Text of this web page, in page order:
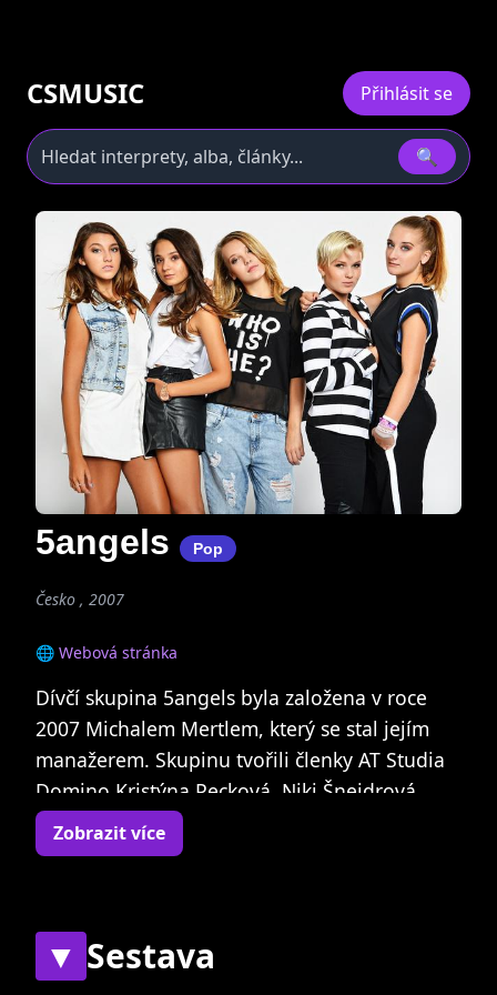
CSMUSIC Přihlásit se
🔍
5angels Pop
Česko , 2007
🌐 Webová stránka
Dívčí skupina 5angels byla založena v roce
2007 Michalem Mertlem, který se stal jejím
manažerem. Skupinu tvořili členky AT Studia
Domino Kristýna Pecková, Niki Šneidrová,
Týna Šlingrová, Nikola Mertlová a Tereza
Procházková. Terezka se na jaře 2008
Novou členkou skupiny se v červnu 2008 stala
Zobrazit více
▼ Sestava